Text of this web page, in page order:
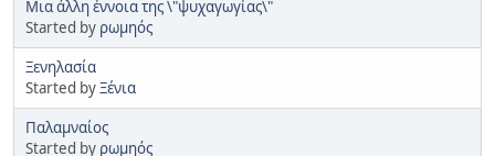
Μια άλλη έννοια της \"ψυχαγωγίας\"
Started by ρωμηός
Ξενηλασία
Started byΞένια
Παλαμναίος
Started by ρωμηός